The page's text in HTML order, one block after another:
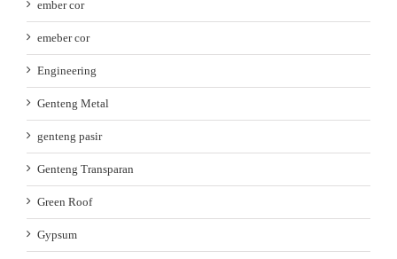
ember cor
emeber cor
Engineering
Genteng Metal
genteng pasir
Genteng Transparan
Green Roof
Gypsum